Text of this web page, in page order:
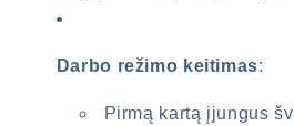
Darbo režimo keitimas:
Pirmą kartą įjungus